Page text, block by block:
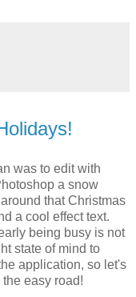
was to edit with
a snow
that Christmas
a cool effect text.
being busy is not
state of mind to
application, so let's
easy road!